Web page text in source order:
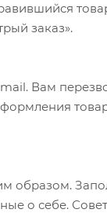
заказ».
Вам
образом.
о себе.